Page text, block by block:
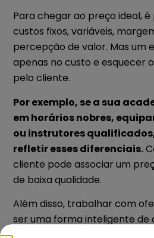
Para chegar ao preço ideal,
custos fixos, variáveis,
percepção de valor. Mas um
apenas no custo e esquecer
pelo cliente.
Por exemplo, se a sua
em horários nobres,
ou instrutores
refletir esses diferenciais.
cliente pode associar um
de baixa qualidade.
Além disso, trabalhar com
ser uma forma inteligente de